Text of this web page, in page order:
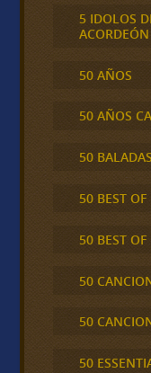
5 IDOLOS
ACORDEÓN
50 AÑOS
50 AÑOS
50
50 BEST OF
50 BEST
50
50
50